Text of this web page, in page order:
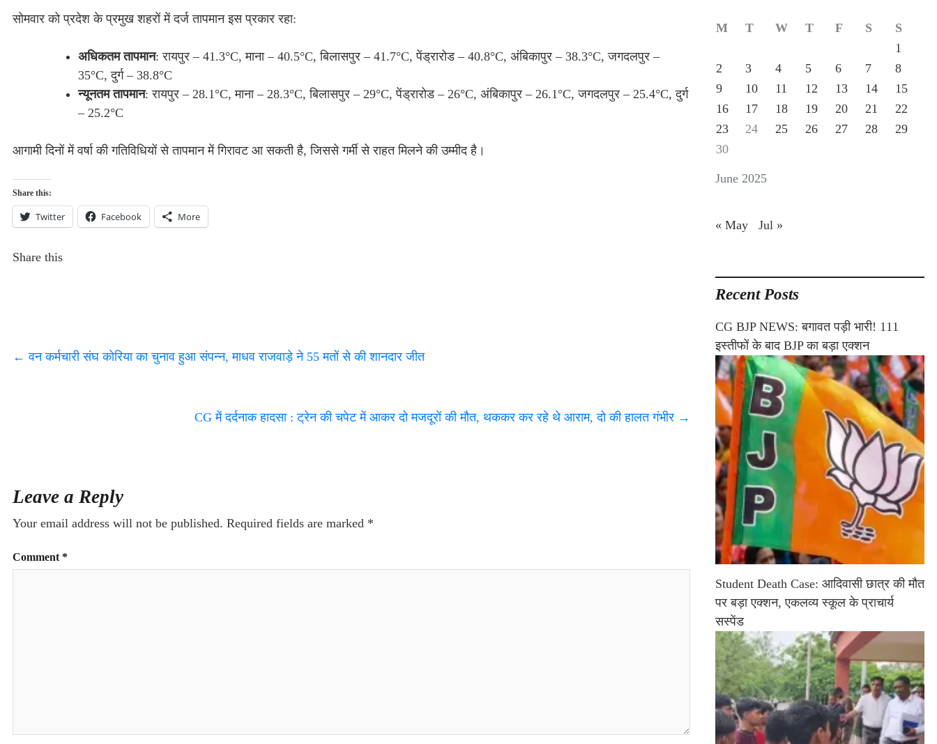
सोमवार को प्रदेश के प्रमुख शहरों में दर्ज तापमान इस प्रकार रहा:
अधिकतम तापमान: रायपुर – 41.3°C, माना – 40.5°C, बिलासपुर – 41.7°C, पेंड्रारोड – 40.8°C, अंबिकापुर – 38.3°C, जगदलपुर –
35°C, दुर्ग – 38.8°C
न्यूनतम तापमान: रायपुर – 28.1°C, माना – 28.3°C, बिलासपुर – 29°C, पेंड्रारोड – 26°C, अंबिकापुर – 26.1°C, जगदलपुर – 25.4°C, दुर्ग
– 25.2°C
आगामी दिनों में वर्षा की गतिविधियों से तापमान में गिरावट आ सकती है, जिससे गर्मी से राहत मिलने की उम्मीद है।
Share this:
Twitter Facebook More
Share this
← वन कर्मचारी संघ कोरिया का चुनाव हुआ संपन्न, माधव राजवाड़े ने 55 मतों से की शानदार जीत
CG में दर्दनाक हादसा : ट्रेन की चपेट में आकर दो मजदूरों की मौत, थककर कर रहे थे आराम, दो की हालत गंभीर →
Leave a Reply
Your email address will not be published. Required fields are marked *
Comment *
June 2025
M T W T F S
S
1
2
3 4 5 6 7
8
9
10 11 12 13 14
15
16
17 18 19 20 21
22
23
24 25 26 27 28
29
30
« May Jul »
Recent Posts
CG BJP NEWS: बगावत पड़ी भारी! 111
इस्तीफों के बाद BJP का बड़ा एक्शन
Student Death Case: आदिवासी छात्र की मौत
पर बड़ा एक्शन, एकलव्य स्कूल के प्राचार्य
सस्पेंड